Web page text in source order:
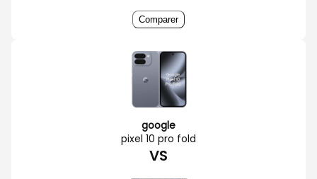
Comparer
google
pixel 10 pro fold
VS